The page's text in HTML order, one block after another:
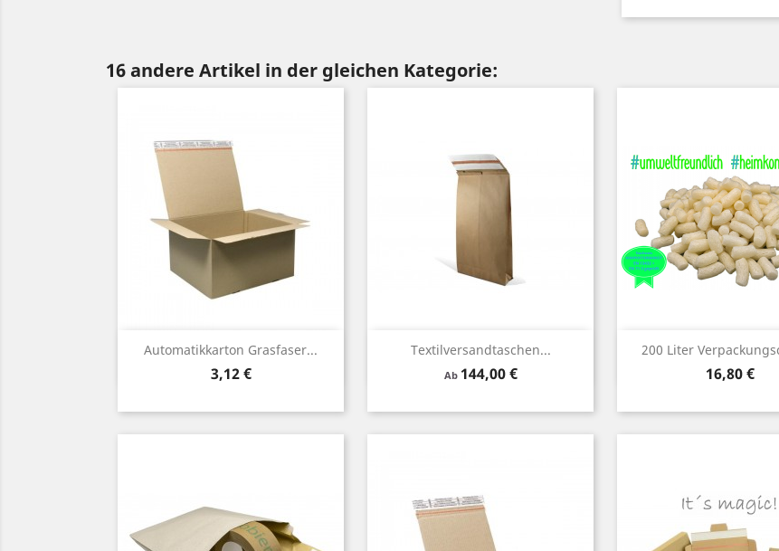
16 andere Artikel in der gleichen Kategorie:
Automatikkarton Grasfaser...
Preis
3,12 €
Vorschau Textilversandtaschen...
Ab Preis
144,00 €
Vorschau 200 Liter
Preis
16,80 €
Vorschau